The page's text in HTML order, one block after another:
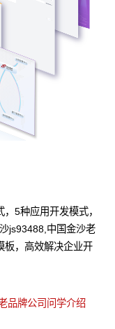
5种应用开发模式，
js93488,中国金沙老
板，高效解决企业开
品牌公司问学介绍